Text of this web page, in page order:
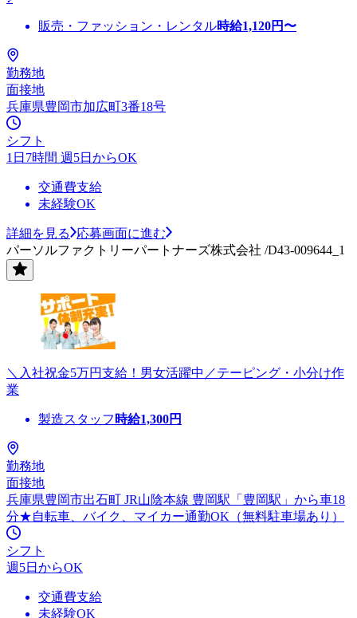
販売・ファッション・レンタル時給1,120円〜
勤務地
面接地
兵庫県豊岡市加広町3番18号
シフト
1日7時間 週5日からOK
交通費支給
未経験OK
詳細を見る
応募画面に進む
パーソルファクトリーパートナーズ株式会社 /D43-009644_1
＼入社祝金5万円支給！男女活躍中／テーピング・小分け作
業
製造スタッフ 時給1,300円
勤務地
面接地
兵庫県豊岡市出石町 JR山陰本線 豊岡駅「豊岡駅」から車18
分★自転車、バイク、マイカー通勤OK（無料駐車場あり）
シフト
週5日からOK
交通費支給
未経験OK